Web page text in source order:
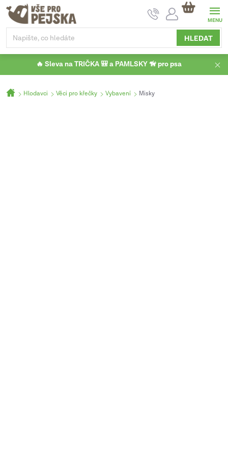
Přejít
obsah
HLEDAT
NÁKUPNÍ
KOŠÍK
🔥 Sleva na TRIČKA 🎒 a PAMLSKY 🦮 pro psa
Domů
Hlodavci Věci pro křečky Vybavení Misky